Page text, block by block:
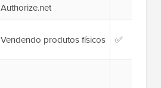
Authorize.net
Vendendo produtos físicos ✅